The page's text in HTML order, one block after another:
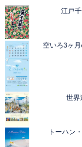
江戸
空いろ3ヶ
世界
トーハン